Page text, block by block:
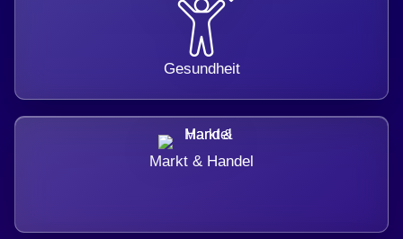
Gesundheit
Markt & Handel